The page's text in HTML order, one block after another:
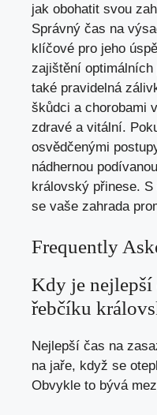
jak obohatit svou
Správný čas na
klíčové pro jeho
zajištění
také pravidelná
škůdci a chorobami
zdravé a vitální.
osvědčenými
nádhernou
královský přinese.
se vaše zahrada
Frequently
Kdy je nejlepší
řebčíku
Nejlepší čas na
na jaře, když se
Obvykle to bývá